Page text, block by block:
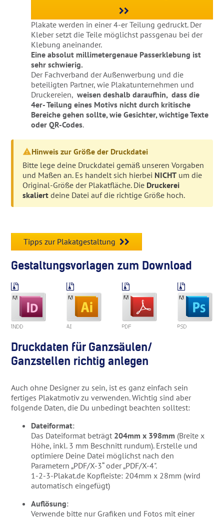
Plakate werden in einer 4-er Teilung gedruckt. Der
Kleber setzt die Teile möglichst passgenau bei der
Klebung aneinander.
Eine absolut millimetergenaue Passerklebung ist
sehr schwierig.
Der Fachverband der Außenwerbung und die
beteiligten Partner, wie Plakatunternehmen und
Druckereien,weisen deshalb daraufhin, dass die
4er- Teilung eines Motivs nicht durch kritische
Bereiche gehen sollte, wie Gesichter, wichtige Texte
oder QR-Codes.
Hinweis zur Größe der Druckdatei
Bitte lege deine Druckdatei gemäß unseren Vorgaben
und Maßen an. Es handelt sich hierbei NICHTum die
Original-Größe der Plakatfläche. Die Druckerei
skaliertdeine Datei auf die richtige Größe hoch.
Tipps zur Plakatgestaltung
Gestaltungsvorlagen zum Download
Druckdaten für Ganzsäulen/
Ganzstellen richtig anlegen
Auch ohne Designer zu sein, ist es ganz einfach sein
fertiges Plakatmotiv zu verwenden. Wichtig sind aber
folgende Daten, die Du unbedingt beachten solltest:
Dateiformat:
Das Dateiformat beträgt 204mm x 398mm (Breite x
Höhe, inkl. 3 mm Beschnitt rundum). Erstelle und
optimiere Deine Datei möglichst nach den
Parametern „PDF/X-3“ oder „PDF/X-4".
1-2-3-Plakat.de Kopfleiste: 204mm x 28mm (wird
automatisch eingefügt)
Auflösung:
Verwende bitte nur Grafiken und Fotos mit einer